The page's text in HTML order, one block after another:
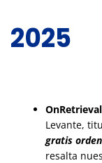
2025
Levante,
gratis
resalta